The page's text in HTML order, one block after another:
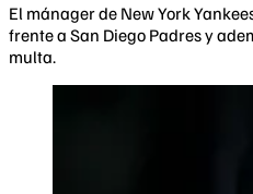
El mánager de New York
frente a San Diego Padres y
multa.